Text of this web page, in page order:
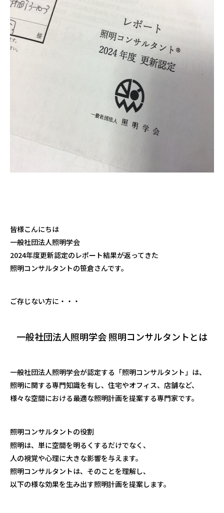
皆様こんにちは
一般社団法人照明学会
2024年度更新認定のレポート結果が返ってきた
照明コンサルタントの笹倉さんです。
ご存じない方に・・・
一般社団法人照明学会 照明コンサルタントとは
一般社団法人照明学会が認定する「照明コンサルタント」は、
照明に関する専門知識を有し、住宅やオフィス、店舗など、
様々な空間における最適な照明計画を提案する専門家です。
照明コンサルタントの役割
照明は、単に空間を明るくするだけでなく、
人の視覚や心理に大きな影響を与えます。
照明コンサルタントは、そのことを理解し、
以下の様な効果を生み出す照明計画を提案します。